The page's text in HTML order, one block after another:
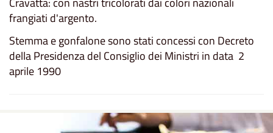
frangiati d'argento.
Stemma e gonfalone sono stati concessi con Decreto
della Presidenza del Consiglio dei Ministri in data 2
aprile 1990